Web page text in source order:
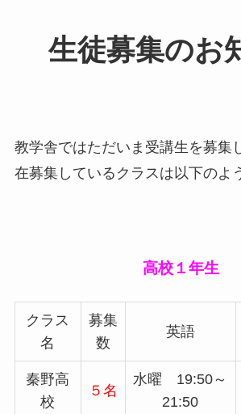
生徒募集のお
教学舎ではただいま受講生を募集
在募集しているクラスは以下のよ
高校１年生
クラス
名
募集
数
英語
秦野高
校
５名
水曜 19:50～
21:50